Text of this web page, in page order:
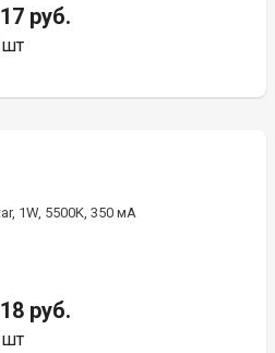
17 руб.
шт
1W, 5500K, 350 мА
18 руб.
шт